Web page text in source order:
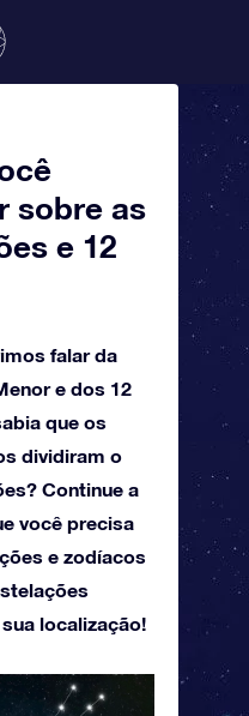
sobre as
e 12
falar da
e dos 12
que os
dividiram o
Continue a
você precisa
e zodíacos
localização!